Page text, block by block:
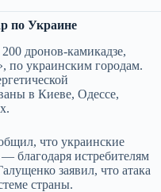
по Украине
дронов-камикадзе,
по украинским городам.
в Киеве, Одессе,
что украинские
благодаря истребителям
заявил, что атака
страны.